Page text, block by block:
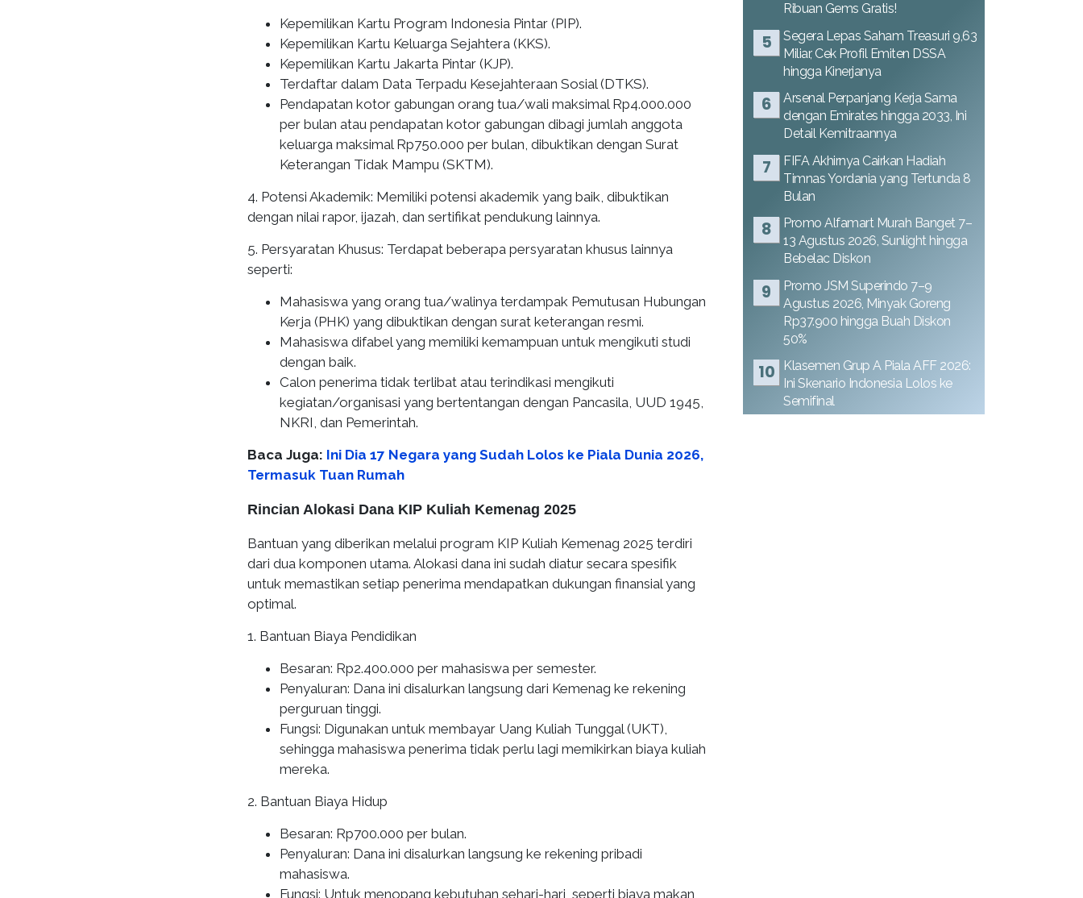
Kepemilikan Kartu Program Indonesia Pintar (PIP).
Kepemilikan Kartu Keluarga Sejahtera (KKS).
Kepemilikan Kartu Jakarta Pintar (KJP).
Terdaftar dalam Data Terpadu Kesejahteraan Sosial (DTKS).
Pendapatan kotor gabungan orang tua/wali maksimal Rp4.000.000
per bulan atau pendapatan kotor gabungan dibagi jumlah anggota
keluarga maksimal Rp750.000 per bulan, dibuktikan dengan Surat
Keterangan Tidak Mampu (SKTM).
4. Potensi Akademik: Memiliki potensi akademik yang baik, dibuktikan
dengan nilai rapor, ijazah, dan sertifikat pendukung lainnya.
5. Persyaratan Khusus: Terdapat beberapa persyaratan khusus lainnya
seperti:
Mahasiswa yang orang tua/walinya terdampak Pemutusan Hubungan
Kerja (PHK) yang dibuktikan dengan surat keterangan resmi.
Mahasiswa difabel yang memiliki kemampuan untuk mengikuti studi
dengan baik.
Calon penerima tidak terlibat atau terindikasi mengikuti
kegiatan/organisasi yang bertentangan dengan Pancasila, UUD 1945,
NKRI, dan Pemerintah.
Baca Juga: Ini Dia 17 Negara yang Sudah Lolos ke Piala Dunia 2026,
Termasuk Tuan Rumah
Rincian Alokasi Dana KIP Kuliah Kemenag 2025
Bantuan yang diberikan melalui program KIP Kuliah Kemenag 2025 terdiri
dari dua komponen utama. Alokasi dana ini sudah diatur secara spesifik
untuk memastikan setiap penerima mendapatkan dukungan finansial yang
optimal.
1. Bantuan Biaya Pendidikan
Besaran: Rp2.400.000 per mahasiswa per semester.
Penyaluran: Dana ini disalurkan langsung dari Kemenag ke rekening
perguruan tinggi.
Fungsi: Digunakan untuk membayar Uang Kuliah Tunggal (UKT),
sehingga mahasiswa penerima tidak perlu lagi memikirkan biaya kuliah
mereka.
2. Bantuan Biaya Hidup
Besaran: Rp700.000 per bulan.
Penyaluran: Dana ini disalurkan langsung ke rekening pribadi
mahasiswa.
Fungsi: Untuk menopang kebutuhan sehari-hari, seperti biaya makan,
Ribuan Gems Gratis!
Segera Lepas Saham Treasuri 9,63
Miliar, Cek Profil Emiten DSSA
hingga Kinerjanya
Arsenal Perpanjang Kerja Sama
dengan Emirates hingga 2033, Ini
Detail Kemitraannya
FIFA Akhirnya Cairkan Hadiah
Timnas Yordania yang Tertunda 8
Bulan
Promo Alfamart Murah Banget 7–
13 Agustus 2026, Sunlight hingga
Bebelac Diskon
Promo JSM Superindo 7–9
Agustus 2026, Minyak Goreng
Rp37.900 hingga Buah Diskon
50%
Klasemen Grup A Piala AFF 2026:
Ini Skenario Indonesia Lolos ke
Semifinal